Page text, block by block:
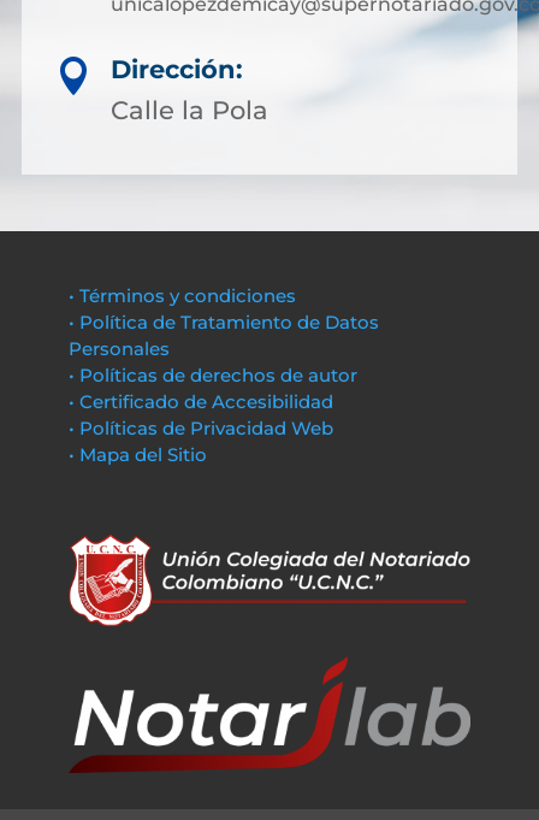

Dirección:
Calle la Pola
• Términos y condiciones
• Política de Tratamiento de Datos
Personales
• Políticas de derechos de autor
• Certificado de Accesibilidad
• Políticas de Privacidad Web
• Mapa del Sitio